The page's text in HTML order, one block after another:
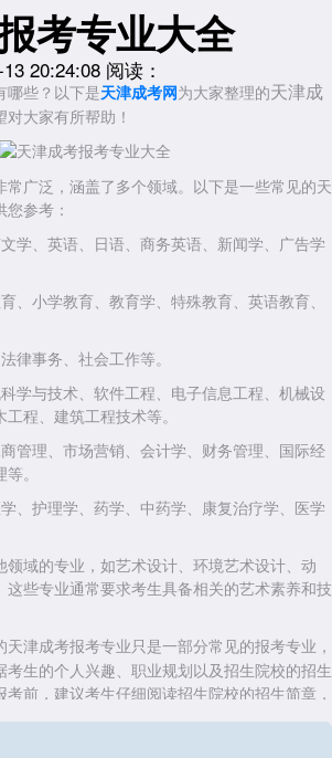
考专业大全
20:24:08 阅读：
些？以下是天津成考网 为大家整理的天津成
对大家有所帮助！
常广泛，涵盖了多个领域。以下是一些常见的天
参考：
、英语、日语、商务英语、新闻学、广告学
小学教育、教育学、特殊教育、英语教育、
事务、社会工作等。
与技术、软件工程、电子信息工程、机械设
程、建筑工程技术等。
理、市场营销、会计学、财务管理、国际经
。
护理学、药学、中药学、康复治疗学、医学
域的专业，如艺术设计、环境艺术设计、动
这些专业通常要求考生具备相关的艺术素养和技
天津成考报考专业 只是一部分常见的报考专业，
生的个人兴趣、职业规划以及招生院校的招生
前，建议考生仔细阅读招生院校的招生简章，
、就业前景等信息，以便做出更加明智的选择。